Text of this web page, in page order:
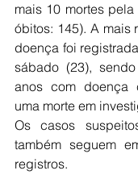
mais 10 mortes
óbitos: 145). A mais
doença foi
sábado (23),
anos com doença
uma morte em
Os casos
também seguem
registros.